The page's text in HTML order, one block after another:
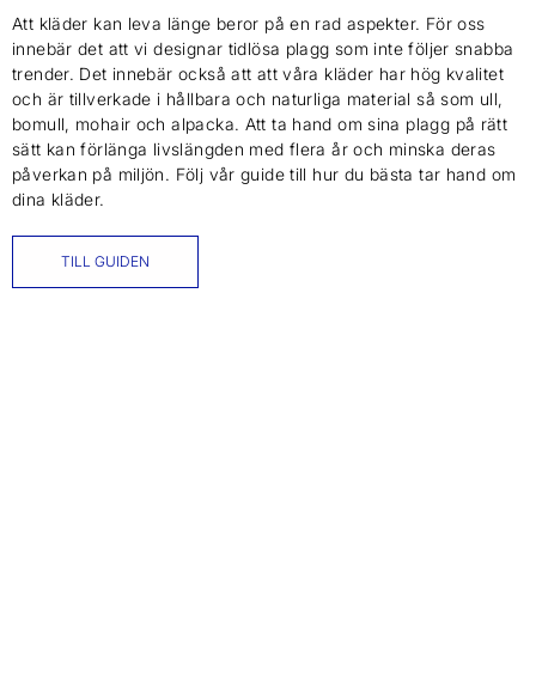
Att kläder kan leva länge beror på en rad aspekter. För oss
innebär det att vi designar tidlösa plagg som inte följer snabba
trender. Det innebär också att att våra kläder har hög kvalitet
och är tillverkade i hållbara och naturliga material så som ull,
bomull, mohair och alpacka. Att ta hand om sina plagg på rätt
sätt kan förlänga livslängden med flera år och minska deras
påverkan på miljön. Följ vår guide till hur du bästa tar hand om
dina kläder.
TILL GUIDEN